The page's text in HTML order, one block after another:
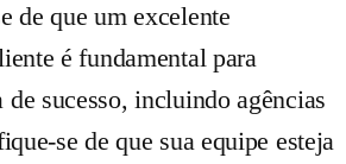
de que um excelente
é fundamental para
de sucesso, incluindo agências
se de que sua equipe esteja